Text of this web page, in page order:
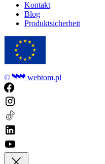
Kontakt
Blog
Produktsicherheit
© webtom.pl